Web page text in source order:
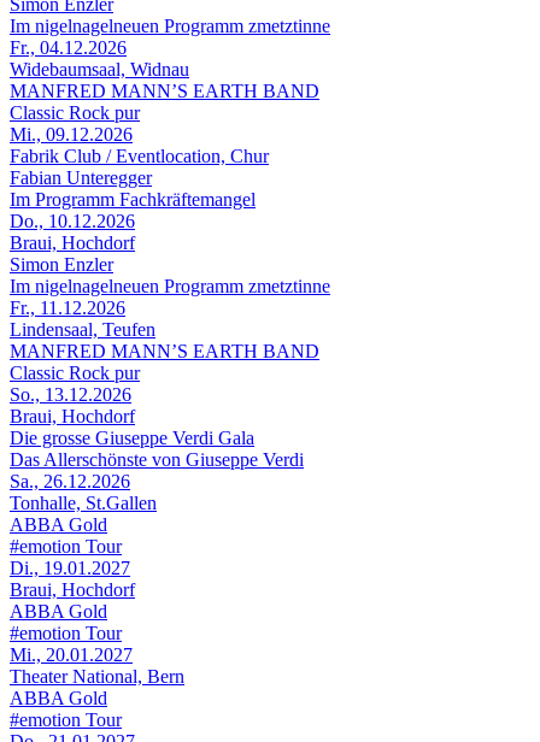
Simon Enzler
Im nigelnagelneuen Programm zmetztinne
Fr., 04.12.2026
Widebaumsaal, Widnau
MANFRED MANN’S EARTH BAND
Classic Rock pur
Mi., 09.12.2026
Fabrik Club / Eventlocation, Chur
Fabian Unteregger
Im Programm Fachkräftemangel
Do., 10.12.2026
Braui, Hochdorf
Simon Enzler
Im nigelnagelneuen Programm zmetztinne
Fr., 11.12.2026
Lindensaal, Teufen
MANFRED MANN’S EARTH BAND
Classic Rock pur
So., 13.12.2026
Braui, Hochdorf
Die grosse Giuseppe Verdi Gala
Das Allerschönste von Giuseppe Verdi
Sa., 26.12.2026
Tonhalle, St.Gallen
ABBA Gold
#emotion Tour
Di., 19.01.2027
Braui, Hochdorf
ABBA Gold
#emotion Tour
Mi., 20.01.2027
Theater National, Bern
ABBA Gold
#emotion Tour